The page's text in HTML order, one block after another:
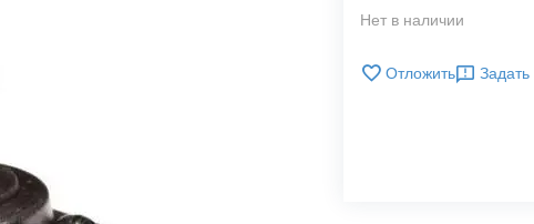
Нет в наличии
Отложить Задать